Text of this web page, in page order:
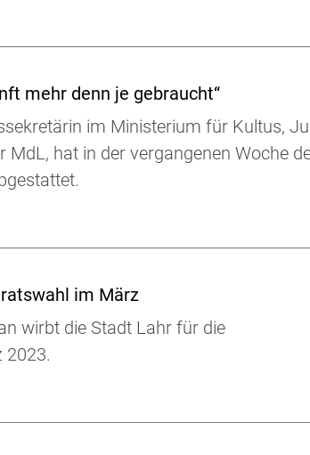
mehr denn je gebraucht“
im Ministerium für Kultus,
hat in der vergangenen Woche
im März
wirbt die Stadt Lahr für die
2023.